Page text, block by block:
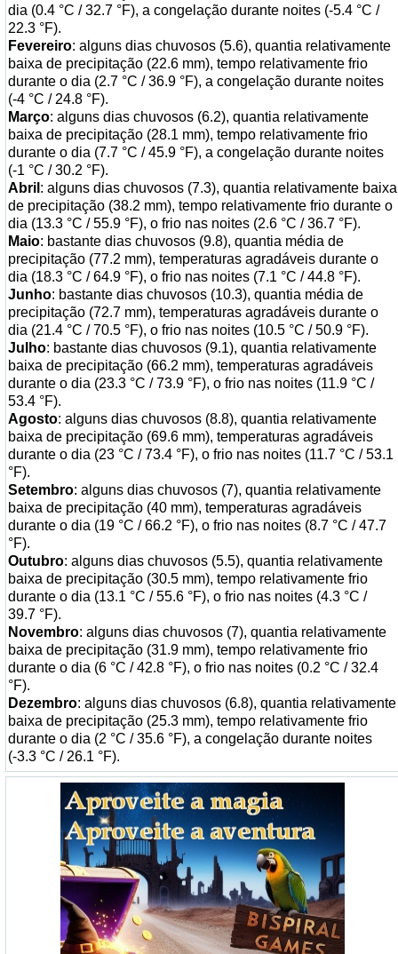
dia (0.4 °C / 32.7 °F), a congelação durante noites (-5.4 °C /
22.3 °F).
Fevereiro: alguns dias chuvosos (5.6), quantia relativamente
baixa de precipitação (22.6 mm), tempo relativamente frio
durante o dia (2.7 °C / 36.9 °F), a congelação durante noites
(-4 °C / 24.8 °F).
Março: alguns dias chuvosos (6.2), quantia relativamente
baixa de precipitação (28.1 mm), tempo relativamente frio
durante o dia (7.7 °C / 45.9 °F), a congelação durante noites
(-1 °C / 30.2 °F).
Abril : alguns dias chuvosos (7.3), quantia relativamente baixa
de precipitação (38.2 mm), tempo relativamente frio durante o
dia (13.3 °C / 55.9 °F), o frio nas noites (2.6 °C / 36.7 °F).
Maio: bastante dias chuvosos (9.8), quantia média de
precipitação (77.2 mm), temperaturas agradáveis durante o
dia (18.3 °C / 64.9 °F), o frio nas noites (7.1 °C / 44.8 °F).
Junho: bastante dias chuvosos (10.3), quantia média de
precipitação (72.7 mm), temperaturas agradáveis durante o
dia (21.4 °C / 70.5 °F), o frio nas noites (10.5 °C / 50.9 °F).
Julho: bastante dias chuvosos (9.1), quantia relativamente
baixa de precipitação (66.2 mm), temperaturas agradáveis
durante o dia (23.3 °C / 73.9 °F), o frio nas noites (11.9 °C /
53.4 °F).
Agosto: alguns dias chuvosos (8.8), quantia relativamente
baixa de precipitação (69.6 mm), temperaturas agradáveis
durante o dia (23 °C / 73.4 °F), o frio nas noites (11.7 °C / 53.1
°F).
Setembro: alguns dias chuvosos (7), quantia relativamente
baixa de precipitação (40 mm), temperaturas agradáveis
durante o dia (19 °C / 66.2 °F), o frio nas noites (8.7 °C / 47.7
°F).
Outubro: alguns dias chuvosos (5.5), quantia relativamente
baixa de precipitação (30.5 mm), tempo relativamente frio
durante o dia (13.1 °C / 55.6 °F), o frio nas noites (4.3 °C /
39.7 °F).
Novembro: alguns dias chuvosos (7), quantia relativamente
baixa de precipitação (31.9 mm), tempo relativamente frio
durante o dia (6 °C / 42.8 °F), o frio nas noites (0.2 °C / 32.4
°F).
Dezembro: alguns dias chuvosos (6.8), quantia relativamente
baixa de precipitação (25.3 mm), tempo relativamente frio
durante o dia (2 °C / 35.6 °F), a congelação durante noites
(-3.3 °C / 26.1 °F).